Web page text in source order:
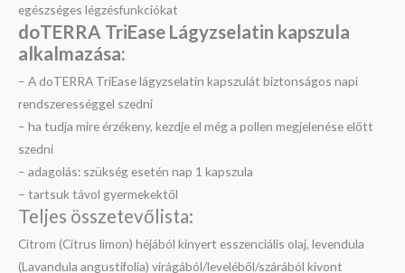
egészséges légzésfunkciókat
doTERRA TriEase Lágyzselatin kapszula
alkalmazása:
– A doTERRA TriEase lágyzselatin kapszulát biztonságos napi
rendszerességgel szedni
– ha tudja mire érzékeny, kezdje el még a pollen megjelenése előtt
szedni
– adagolás: szükség esetén nap 1 kapszula
– tartsuk távol gyermekektől
Teljes összetevőlista:
Citrom (Citrus limon) héjából kinyert esszenciális olaj, levendula
(Lavandula angustifolia) virágából/leveléből/szárából kivont